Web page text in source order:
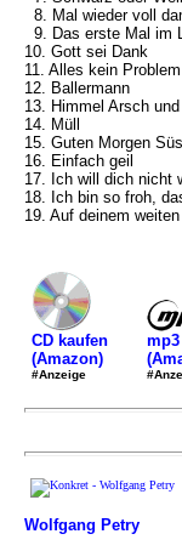
8. Mal wieder voll
9. Das erste Mal im
10. Gott sei Dank
11. Alles kein Problem
12. Ballermann
13. Himmel Arsch
14. Müll
15. Guten Morgen
16. Einfach geil
17. Ich will dich nicht
18. Ich bin so froh,
19. Auf deinem
CD kaufen
(Amazon)
#Anzeige
Wolfgang Petry